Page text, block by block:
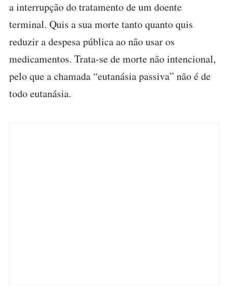
a interrupção do tratamento de um doente
terminal. Quis a sua morte tanto quanto quis
reduzir a despesa pública ao não usar os
medicamentos. Trata-se de morte não intencional,
pelo que a chamada “eutanásia passiva” não é de
todo eutanásia.